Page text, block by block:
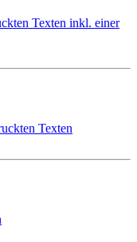
Texten inkl. einer
Texten